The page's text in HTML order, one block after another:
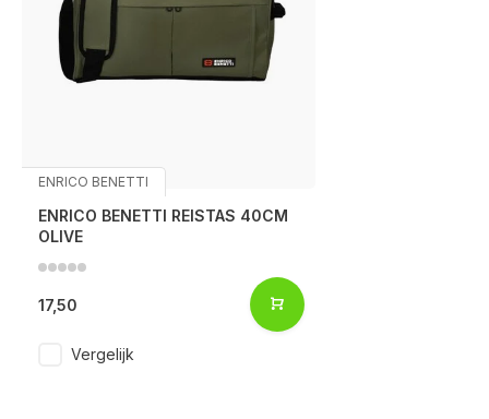
Bezoek één van onze winkels
ENRICO BENETTI
ENRICO BENETTI REISTAS 40CM
OLIVE
17,50
Vergelijk